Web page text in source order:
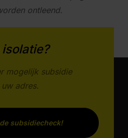
ontleend.
mogelijk subsidie
adres.
subsidiecheck!